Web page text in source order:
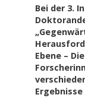
Bei der 3.
Ebene –
Ergebnisse